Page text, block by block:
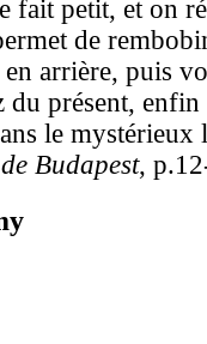
fait petit, et on
de
arrière, puis
présent, enfin
le mystérieux
Budapest,